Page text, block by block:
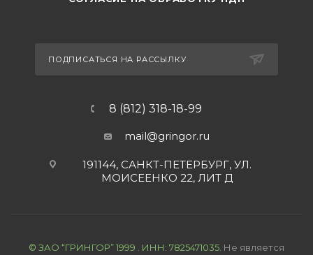
ПОДПИСАТЬСЯ НА РАССЫЛКУ
8 (812) 318-18-99
mail@gringor.ru
191144, САНКТ-ПЕТЕРБУРГ, УЛ.
МОИСЕЕНКО 22, ЛИТ Д
© ЗАО “ГРИНГОР”1999 . ИНН: 7825471035. Не является